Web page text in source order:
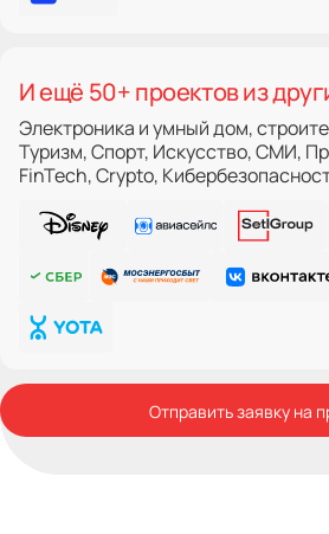
И ещё 50+ проектов из
Электроника и умный дом,
Туризм, Спорт, Искусство, СМИ,
FinTech, Crypto,
Отправить заявку на